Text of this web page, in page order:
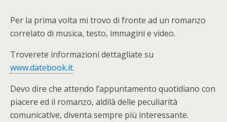
Per la prima volta mi trovo di fronte ad un romanzo
correlato di musica, testo, immagini e video.
Troverete informazioni dettagliate su
www.datebook.it.
Devo dire che attendo l’appuntamento quotidiano con
piacere ed il romanzo, aldilà delle peculiarità
comunicative, diventa sempre più interessante.